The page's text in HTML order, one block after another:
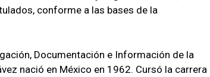
conforme a las bases de la
Documentación e Información de la
nació en México en 1962. Cursó la carrera